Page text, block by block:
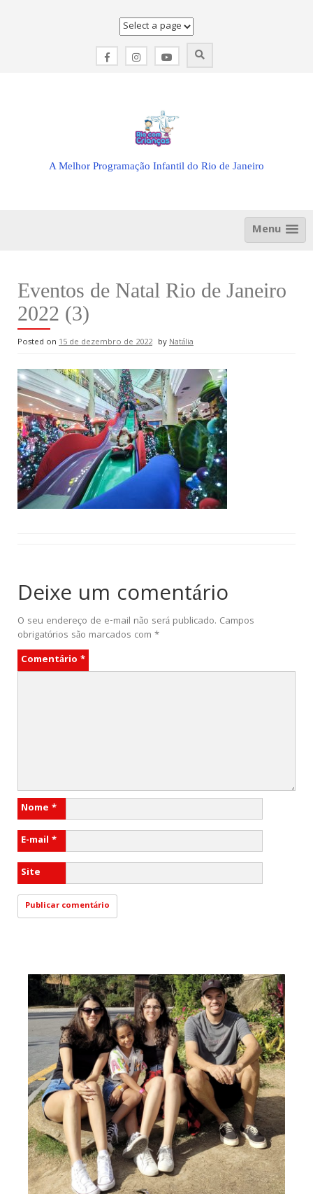
A Melhor Programação Infantil do Rio de Janeiro
Menu
Eventos de Natal Rio de Janeiro
2022 (3)
Posted on 15 de dezembro de 2022 byNatália
Deixe um comentário
O seu endereço de e-mail não será publicado. Campos
obrigatórios são marcados com *
Comentário *
Nome *
E-mail *
Site